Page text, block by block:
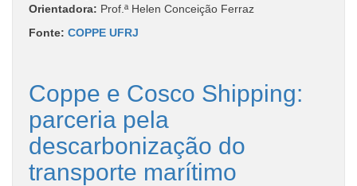
Orientadora: Prof.ª Helen Conceição Ferraz
Fonte: COPPE UFRJ
Coppe e Cosco Shipping:
parceria pela
descarbonização do
transporte marítimo